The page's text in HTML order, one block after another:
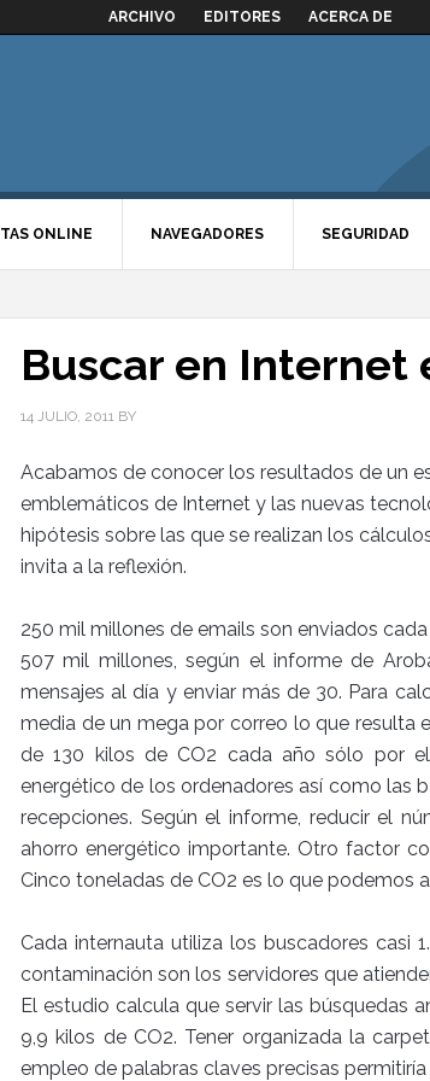
ARCHIVO EDITORES ACERCA DE
ONLINE NAVEGADORES SEGURIDAD
Buscar en Internet
14 JULIO, 2011 BY
Acabamos de conocer los resultados de un
emblemáticos de Internet y las nuevas
hipótesis sobre las que se realizan los
invita a la reflexión.
250 mil millones de emails son enviados
507 mil millones, según el informe de
mensajes al día y enviar más de 30. Para
media de un mega por correo lo que resulta
de 130 kilos de CO2 cada año sólo por
energético de los ordenadores así como las
recepciones. Según el informe, reducir el
ahorro energético importante. Otro factor
Cinco toneladas de CO2 es lo que podemos
Cada internauta utiliza los buscadores casi
contaminación son los servidores que
El estudio calcula que servir las búsquedas
9,9 kilos de CO2. Tener organizada la
empleo de palabras claves precisas